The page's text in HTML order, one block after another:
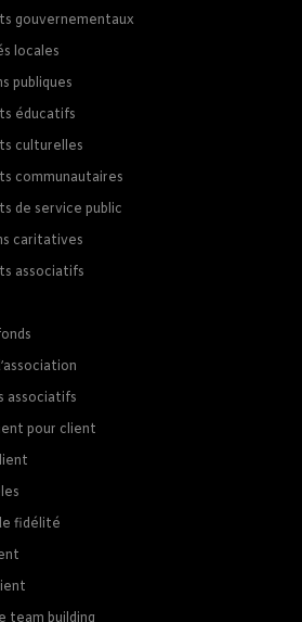
gouvernementaux
locales
publiques
éducatifs
culturelles
communautaires
de service public
caritatives
associatifs
associatifs
pour client
fidélité